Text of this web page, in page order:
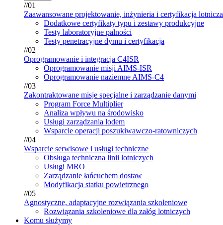
//01
Zaawansowane projektowanie, inżynieria i certyfikacja lotnicza
Dodatkowe certyfikaty typu i zestawy produkcyjne
Testy laboratoryjne palności
Testy penetracyjne dymu i certyfikacja
//02
Oprogramowanie i integracja C4ISR
Oprogramowanie misji AIMS-ISR
Oprogramowanie naziemne AIMS-C4
//03
Zakontraktowane misje specjalne i zarządzanie danymi
Program Force Multiplier
Analiza wpływu na środowisko
Usługi zarządzania lodem
Wsparcie operacji poszukiwawczo-ratowniczych
//04
Wsparcie serwisowe i usługi techniczne
Obsługa techniczna linii lotniczych
Usługi MRO
Zarządzanie łańcuchem dostaw
Modyfikacja statku powietrznego
//05
Agnostyczne, adaptacyjne rozwiązania szkoleniowe
Rozwiązania szkoleniowe dla załóg lotniczych
Komu służymy